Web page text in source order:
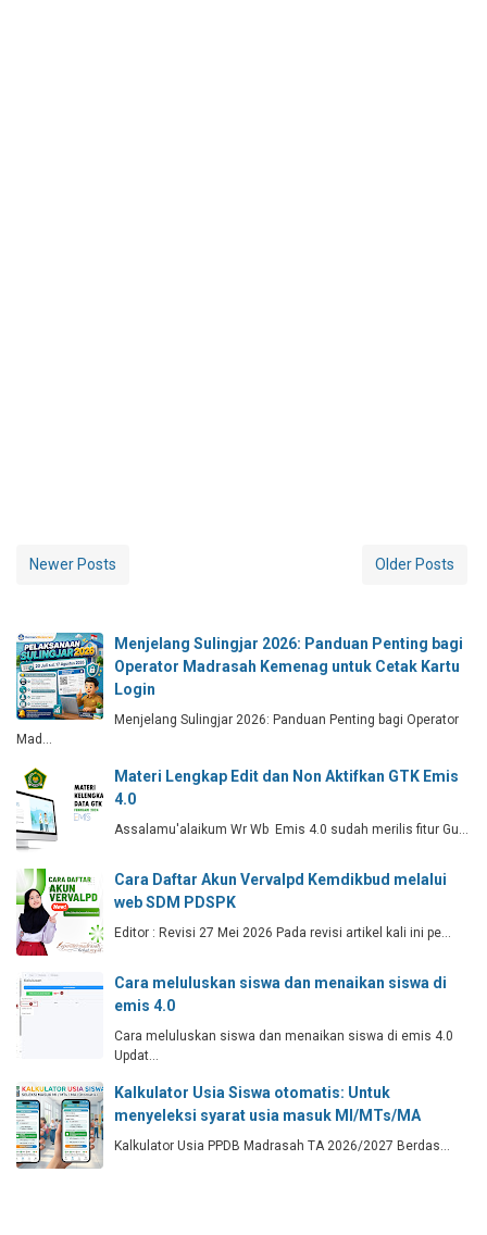
Newer Posts Older Posts
Menjelang Sulingjar 2026: Panduan Penting bagi
Operator Madrasah Kemenag untuk Cetak Kartu
Login
Menjelang Sulingjar 2026: Panduan Penting bagi Operator
Mad…
Materi Lengkap Edit dan Non Aktifkan GTK Emis
4.0
Assalamu'alaikum Wr Wb Emis 4.0 sudah merilis fitur Gu…
Cara Daftar Akun Vervalpd Kemdikbud melalui
web SDM PDSPK
Editor : Revisi 27 Mei 2026 Pada revisi artikel kali ini pe…
Cara meluluskan siswa dan menaikan siswa di
emis 4.0
Cara meluluskan siswa dan menaikan siswa di emis 4.0
Updat…
Kalkulator Usia Siswa otomatis: Untuk
menyeleksi syarat usia masuk MI/MTs/MA
Kalkulator Usia PPDB Madrasah TA 2026/2027 Berdas…